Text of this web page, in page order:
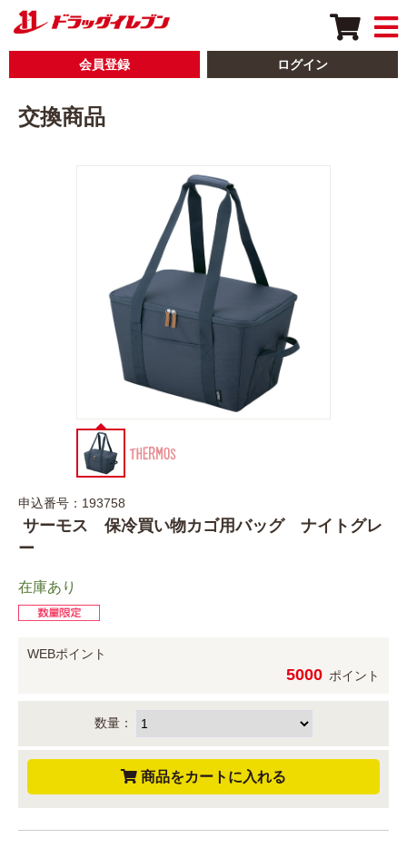
会員登録 ログイン
交換商品
申込番号：193758
サーモス 保冷買い物カゴ用バッグ ナイトグレ
ー
在庫あり
WEBポイント
5000 ポイント
数量：